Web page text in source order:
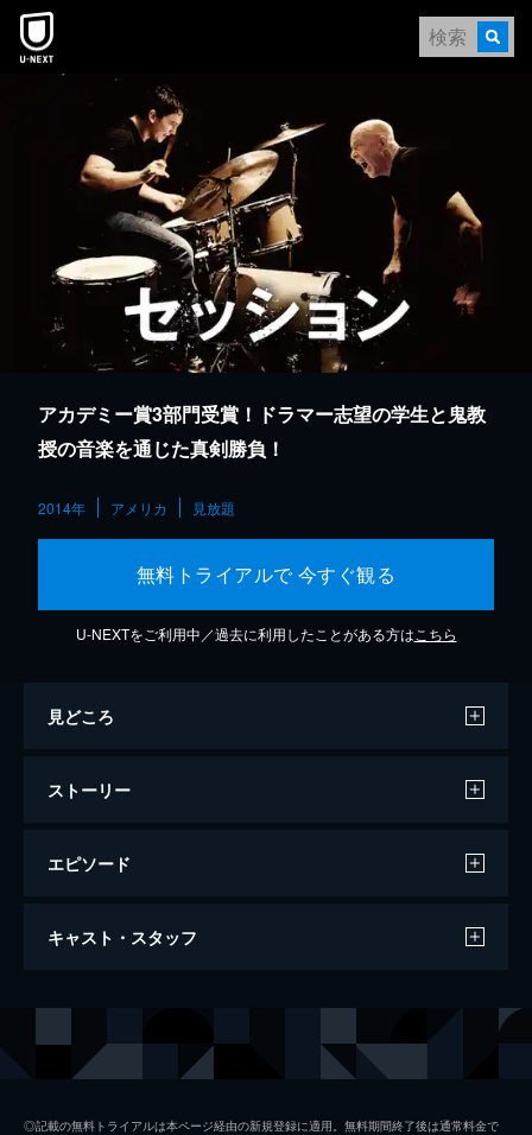
本文へスキップ
アカデミー賞3部門受賞！ドラマー志望の学生と鬼教
授の音楽を通じた真剣勝負！
2014年 アメリカ 見放題
無料トライアルで 今すぐ観る
U-NEXTをご利用中／過去に利用したことがある方は こちら
見どころ
ストーリー
エピソード
セッション
キャスト・スタッフ
Ｊ・Ｋ・シモンズ
◎記載の無料トライアルは本ページ経由の新規登録に適用。無料期間終了後は通常料金で